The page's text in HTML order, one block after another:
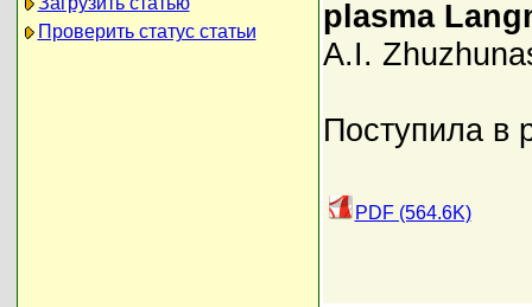
Проверить статус статьи
plasma
A.I.
Поступила в
PDF (564.6K)